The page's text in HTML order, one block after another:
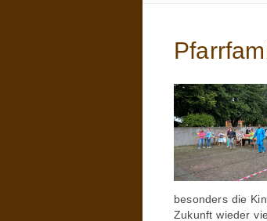
besonders die
Zukunft wieder